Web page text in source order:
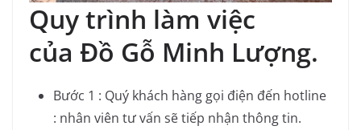
Quy trình làm việc
của Đồ Gỗ Minh Lượng.
Bước 1 : Quý khách hàng gọi điện đến hotline
: nhân viên tư vấn sẽ tiếp nhận thông tin.